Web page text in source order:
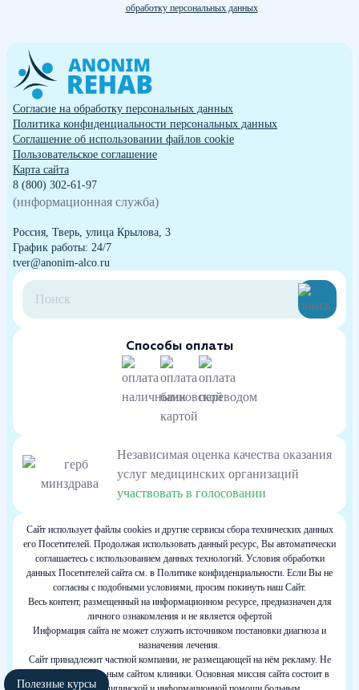
обработку персональных данных
Согласие на обработку персональных данных
Политика конфиденциальности персональных данных
Cоглашение об использовании файлов cookie
Пользовательское соглашение
Карта сайта
8 (800) 302-61-97
(информационная служба)
Россия, Тверь, улица Крылова, 3
График работы: 24/7
tver@anonim-alco.ru
Способы оплаты
Независимая оценка качества оказания
услуг медицинских организаций
участвовать в голосовании
Сайт использует файлы cookies и другие сервисы сбора технических данных
его Посетителей. Продолжая использовать данный ресурс, Вы автоматически
соглашаетесь с использованием данных технологий. Условия обработки
данных Посетителей сайта см. в Политике конфиденциальности. Если Вы не
согласны с подобными условиями, просим покинуть наш Сайт.
Весь контент, размещенный на информационном ресурсе, предназначен для
личного ознакомления и не является офертой
Информация сайта не может служить источником постановки диагноза и
назначения лечения.
Сайт принадлежит частной компании, не размещающей на нём рекламу. Не
является официальным сайтом клиники. Основная миссия сайта состоит в
Полезные курсы